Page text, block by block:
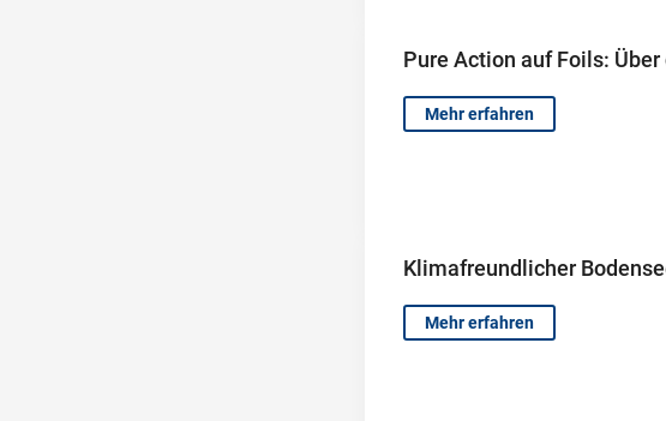
Pure Action auf Foils: Über
Mehr erfahren
Klimafreundlicher
Mehr erfahren